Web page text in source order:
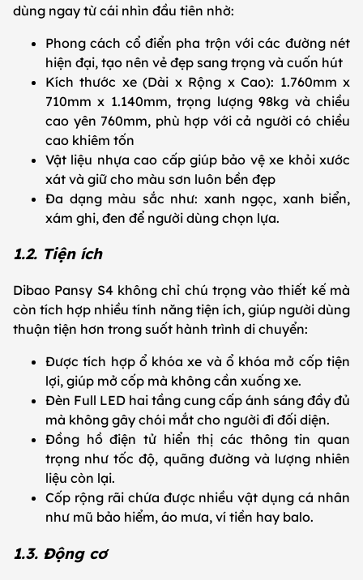
dùng ngay từ cái nhìn đầu tiên nhờ:
Phong cách cổ điển pha trộn với các đường nét
hiện đại, tạo nên vẻ đẹp sang trọng và cuốn hút
Kích thước xe (Dài x Rộng x Cao): 1.760mm x
710mm x 1.140mm, trọng lượng 98kg và chiều
cao yên 760mm, phù hợp với cả người có chiều
cao khiêm tốn
Vật liệu nhựa cao cấp giúp bảo vệ xe khỏi xước
xát và giữ cho màu sơn luôn bền đẹp
Đa dạng màu sắc như: xanh ngọc, xanh biển,
xám ghi, đen để người dùng chọn lựa.
1.2. Tiện ích
Dibao Pansy S4 không chỉ chú trọng vào thiết kế mà
còn tích hợp nhiều tính năng tiện ích, giúp người dùng
thuận tiện hơn trong suốt hành trình di chuyển:
Được tích hợp ổ khóa xe và ổ khóa mở cốp tiện
lợi, giúp mở cốp mà không cần xuống xe.
Đèn Full LED hai tầng cung cấp ánh sáng đầy đủ
mà không gây chói mắt cho người đi đối diện.
Đồng hồ điện tử hiển thị các thông tin quan
trọng như tốc độ, quãng đường và lượng nhiên
liệu còn lại.
Cốp rộng rãi chứa được nhiều vật dụng cá nhân
như mũ bảo hiểm, áo mưa, ví tiền hay balo.
1.3. Động cơ